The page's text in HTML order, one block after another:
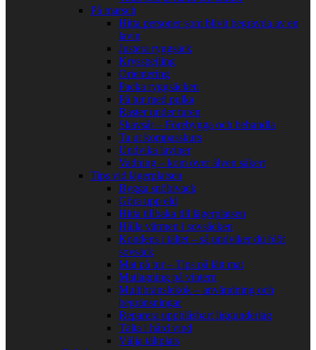
På marsch
Hitta personer som blivit begravda av en
lavin
Justera ryggsäck
Krysspejling
Orientering
Packa ryggsäcken
På tur med pulka
Raster under turen
Skavsår – Förebygga och behandla
Ta ut kompasskurs
Undvika laviner
Vadning – kom över älven säkert
Tips vid lägerplatsen
Bygga snöbivack
Göra upp eld
Hitta tillbaka till lägerplatsen
Hålla värmen i sovsäcken
Kondens i tältet – så undviker du blöt
sovsäck
Mat på tur – Tips på lätt mat
Matlagning på vintern
Multibränslekök – användning och
begränsningar
Reparera uppblåsbart liggunderlag
Tälta i hård vind
Välja tältplats